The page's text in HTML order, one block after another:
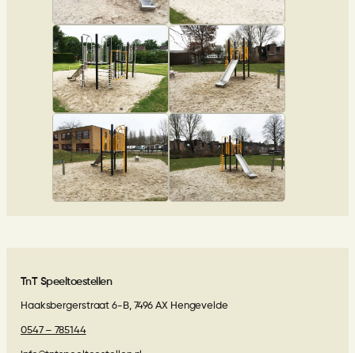
TnT Speeltoestellen
Haaksbergerstraat 6-B, 7496 AX Hengevelde
0547 – 785144